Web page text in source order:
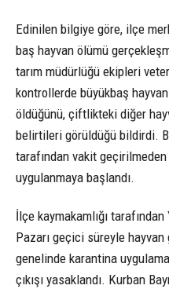
Edinilen bilgiye göre, ilçe
baş hayvan ölümü
tarım müdürlüğü ekipleri
kontrollerde büyükbaş
öldüğünü, çiftlikteki diğer
belirtileri görüldüğü bildirdi.
tarafından vakit
uygulanmaya başlandı.
İlçe kaymakamlığı
Pazarı geçici süreyle hayvan
genelinde karantina
çıkışı yasaklandı. Kurban